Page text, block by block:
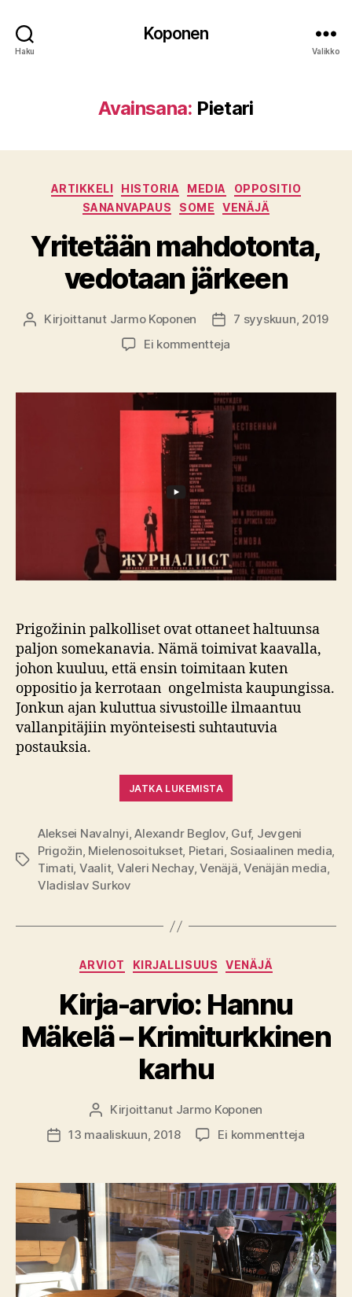
Haku
Koponen
Valikko
Avainsana: Pietari
Kategoriat
ARTIKKELI HISTORIA MEDIA
OPPOSITIO
SANANVAPAUS
SOME VENÄJÄ
Yritetään mahdotonta,
vedotaan järkeen
Kirjoittaja
Kirjoittanut Jarmo Koponen Julkaisupäivämäärä
7 syyskuun, 2019
Ei kommentteja
vedotaan
järkeen
Prigožinin palkolliset ovat ottaneet haltuunsa
paljon somekanavia. Nämä toimivat kaavalla,
johon kuuluu, että ensin toimitaan kuten
oppositio ja kerrotaan ongelmista kaupungissa.
Jonkun ajan kuluttua sivustoille ilmaantuu
vallanpitäjiin myönteisesti suhtautuvia
postauksia.
JATKA LUKEMISTA
Avainsanat
Aleksei Navalnyi,Alexandr Beglov, Guf, Jevgeni
Prigožin, Mielenosoitukset, Pietari, Sosiaalinen media,
Timati, Vaalit, Valeri Nechay,Venäjä,Venäjän media,
Vladislav Surkov
Kategoriat
ARVIOT KIRJALLISUUS VENÄJÄ
Kirja-arvio: Hannu
Mäkelä – Krimiturkkinen
karhu
Kirjoittaja
Kirjoittanut Jarmo Koponen
Julkaisupäivämäärä
13 maaliskuun, 2018 Ei kommentteja
Hannu
Mäkelä
–
karhu